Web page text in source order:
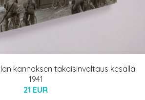
kannaksen takaisinvaltaus kesällä
1941
21 EUR